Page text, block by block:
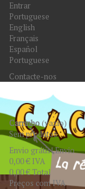
Entrar
Portuguese
English
Français
Español
Portuguese
Contacte-nos
Carrinho(vazio)
Sem produtos
Envio grátis!Envio
0,00 € IVA
0,00 €Total
Preços com IVA